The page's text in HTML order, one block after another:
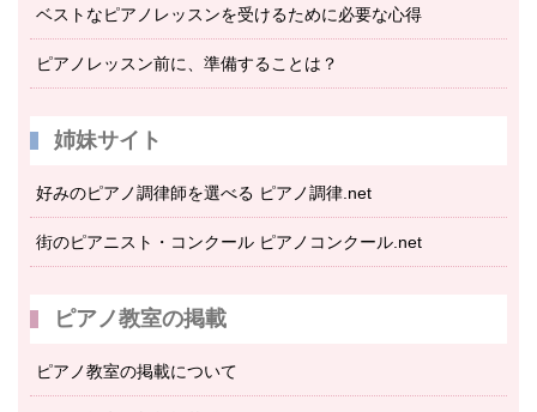
ベストなピアノレッスンを受けるために必要な心得
ピアノレッスン前に、準備することは？
姉妹サイト
好みのピアノ調律師を選べる ピアノ調律.net
街のピアニスト・コンクール ピアノコンクール.net
ピアノ教室の掲載
ピアノ教室の掲載について